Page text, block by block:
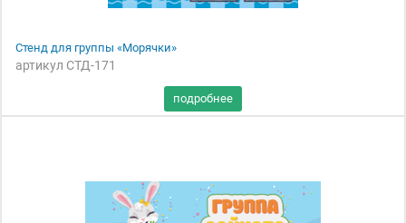
Стенд для группы «Морячки»
артикул СТД-171